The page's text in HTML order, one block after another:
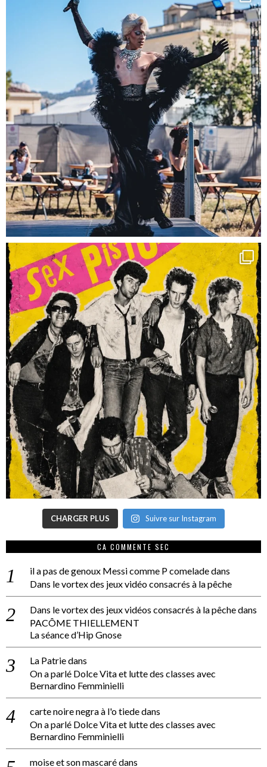
CHARGER PLUS Suivre sur Instagram
CA COMMENTE SEC
il a pas de genoux Messi comme P comeladedans
Dans le vortex des jeux vidéo consacrés à la pêche
Dans le vortex des jeux vidéos consacrés à la pêchedans
PACÔME THIELLEMENT
La séance d’Hip Gnose
La Patriedans
On a parlé Dolce Vita et lutte des classes avec
Bernardino Femminielli
carte noire negra à l'o tiededans
On a parlé Dolce Vita et lutte des classes avec
Bernardino Femminielli
moise et son mascarédans